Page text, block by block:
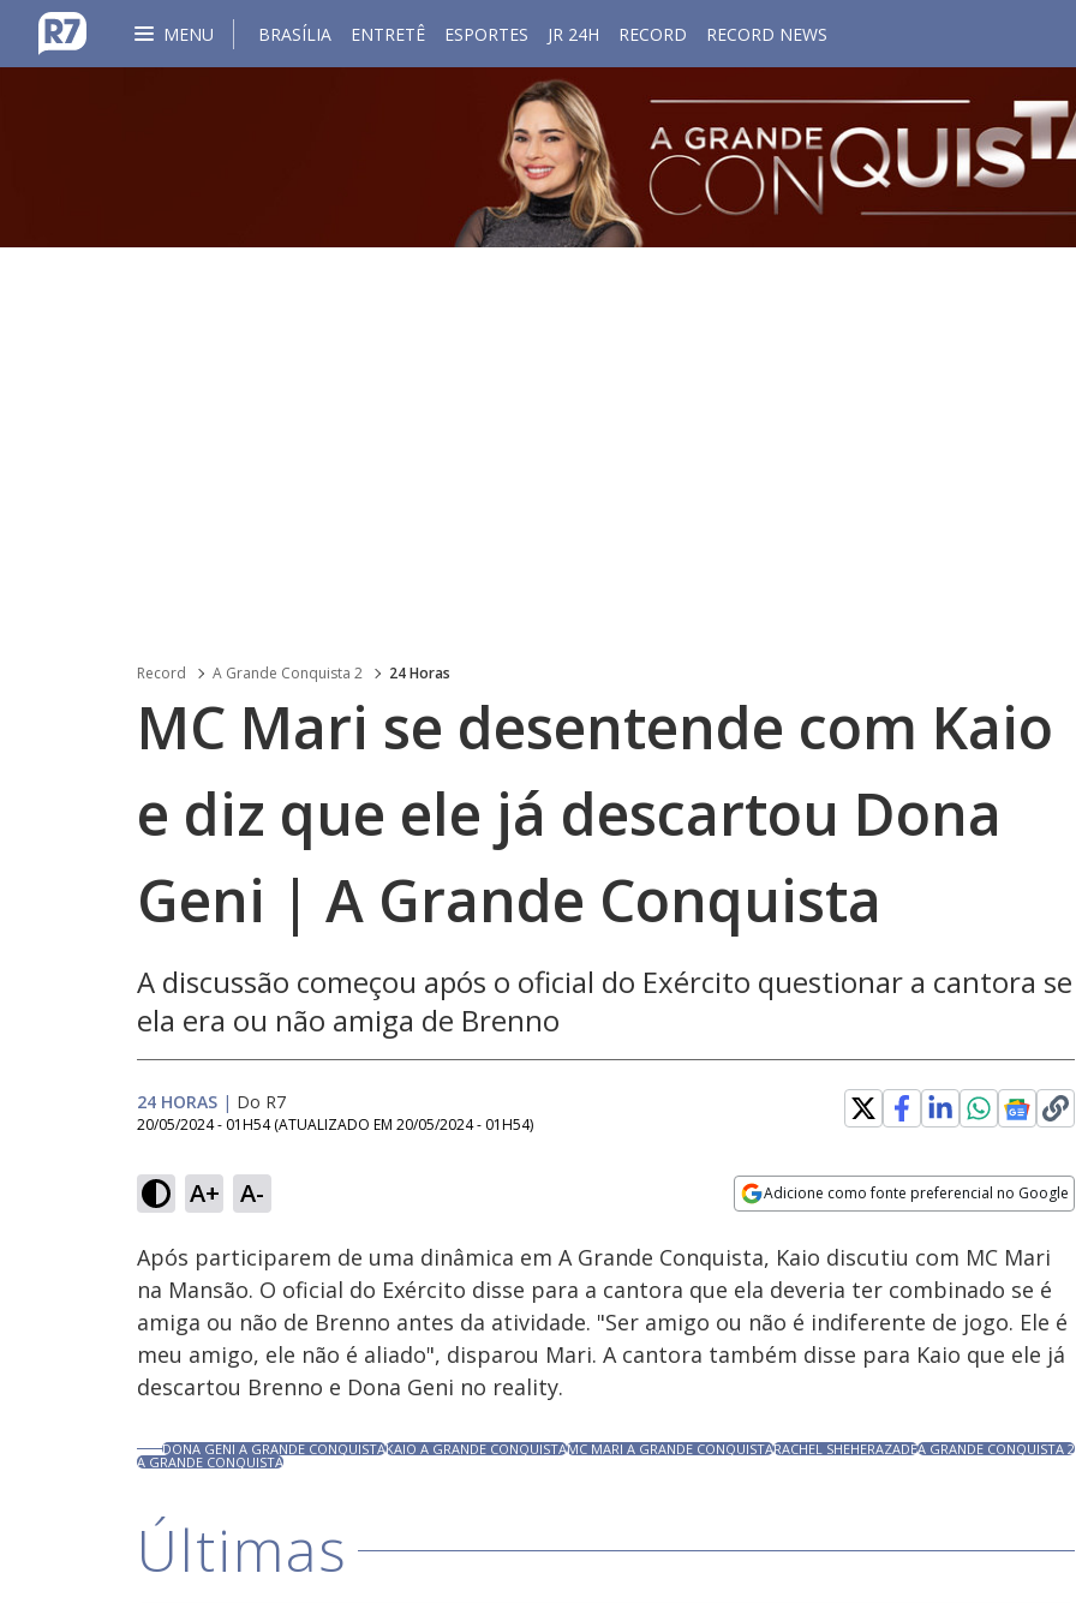
MENU BRASÍLIA ENTRETÊ ESPORTES JR 24H RECORD RECORD NEWS
Record A Grande Conquista 2 24 Horas
MC Mari se desentende com Kaio
e diz que ele já descartou Dona
Geni | A Grande Conquista
A discussão começou após o oficial do Exército questionar a cantora se
ela era ou não amiga de Brenno
24 HORAS | Do R7
20/05/2024 - 01H54 (ATUALIZADO EM 20/05/2024 - 01H54)
A+ A- Adicione como fonte preferencial no Google
Ativar
Som
Velocidade
Após participarem de uma dinâmica em A Grande Conquista, Kaio discutiu com MC Mari
na Mansão. O oficial do Exército disse para a cantora que ela deveria ter combinado se é
amiga ou não de Brenno antes da atividade. "Ser amigo ou não é indiferente de jogo. Ele é
meu amigo, ele não é aliado", disparou Mari. A cantora também disse para Kaio que ele já
descartou Brenno e Dona Geni no reality.
DONA GENI A GRANDE CONQUISTAKAIO A GRANDE CONQUISTAMC MARI A GRANDE CONQUISTARACHEL SHEHERAZADEA GRANDE CONQUISTA 2
A GRANDE CONQUISTA
Últimas